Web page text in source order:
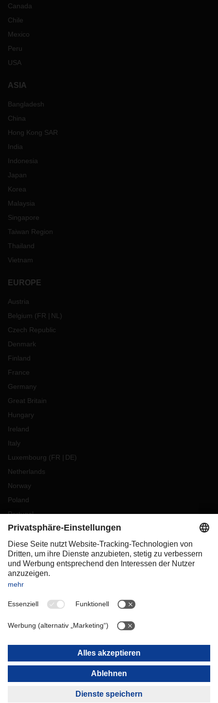
Canada
Chile
Mexico
Peru
USA
ASIA
Bangladesh
China
Hong Kong SAR
India
Indonesia
Japan
Korea
Malaysia
Singapore
Taiwan Region
Thailand
Vietnam
EUROPE
Austria
Belgium (FR NL )
Czech Republic
Denmark
Finland
France
Germany
Great Britain
Hungary
Ireland
Italy
Luxembourg (FR DE)
Netherlands
Norway
Poland
Portugal
Romania
Slovakia
Spain
Sweden
Switzerland
OCEANIA